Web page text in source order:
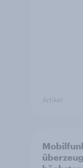
Artikel